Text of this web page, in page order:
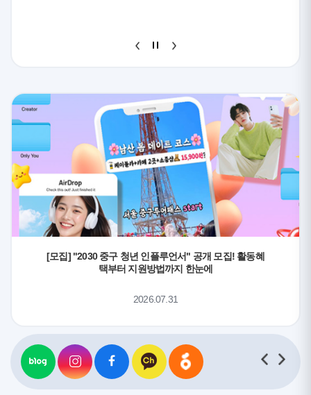
[모집] "2030 중구 청년 인플루언서" 공개 모집! 활동혜
택부터 지원방법까지 한눈에
2026.07.31